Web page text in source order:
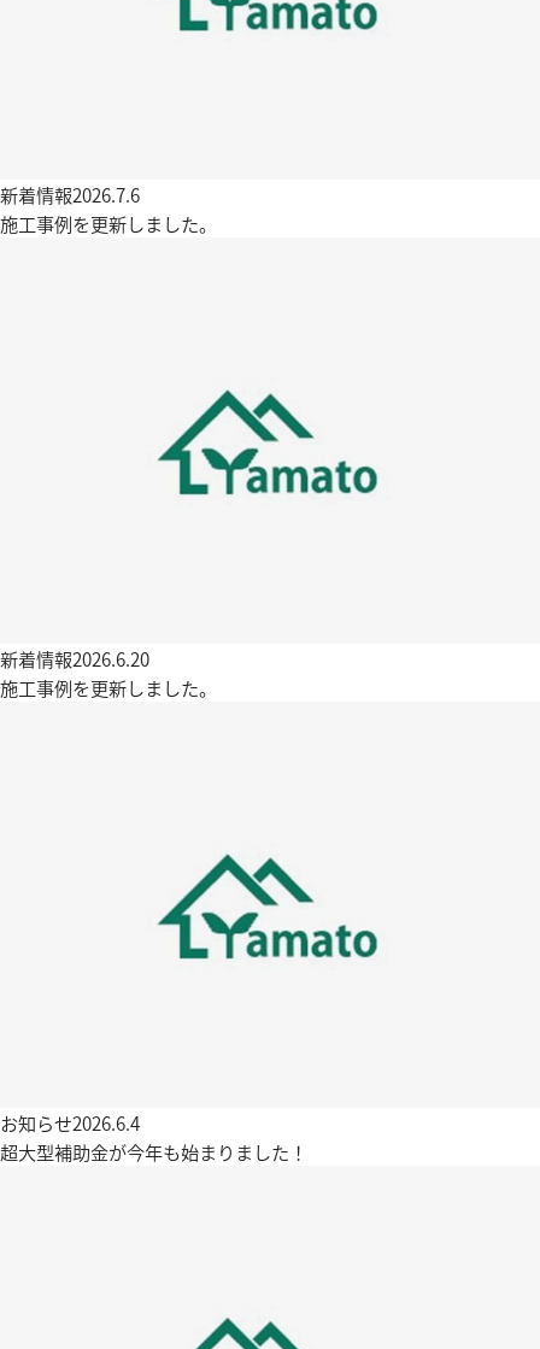
新着情報2026.7.6
施工事例を更新しました。
新着情報2026.6.20
施工事例を更新しました。
お知らせ2026.6.4
超大型補助金が今年も始まりました！